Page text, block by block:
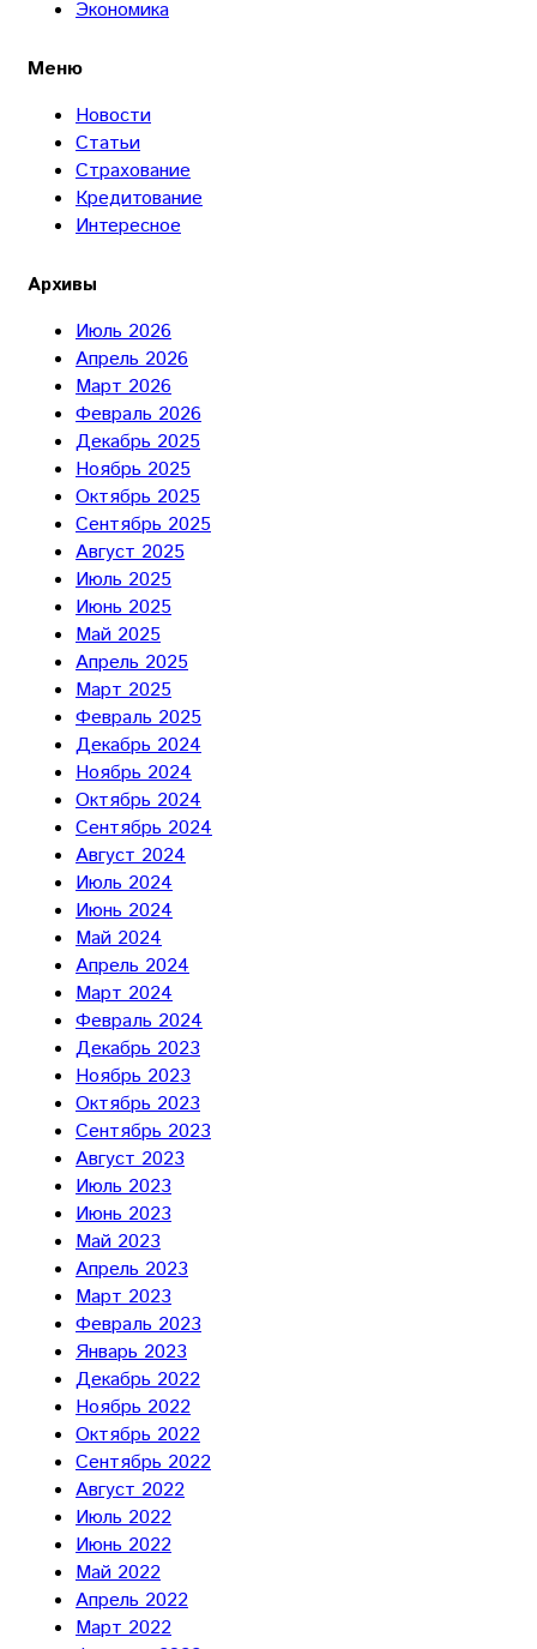
Экономика
Меню
Новости
Статьи
Страхование
Кредитование
Интересное
Архивы
Июль 2026
Апрель 2026
Март 2026
Февраль 2026
Декабрь 2025
Ноябрь 2025
Октябрь 2025
Сентябрь 2025
Август 2025
Июль 2025
Июнь 2025
Май 2025
Апрель 2025
Март 2025
Февраль 2025
Декабрь 2024
Ноябрь 2024
Октябрь 2024
Сентябрь 2024
Август 2024
Июль 2024
Июнь 2024
Май 2024
Апрель 2024
Март 2024
Февраль 2024
Декабрь 2023
Ноябрь 2023
Октябрь 2023
Сентябрь 2023
Август 2023
Июль 2023
Июнь 2023
Май 2023
Апрель 2023
Март 2023
Февраль 2023
Январь 2023
Декабрь 2022
Ноябрь 2022
Октябрь 2022
Сентябрь 2022
Август 2022
Июль 2022
Июнь 2022
Май 2022
Апрель 2022
Март 2022